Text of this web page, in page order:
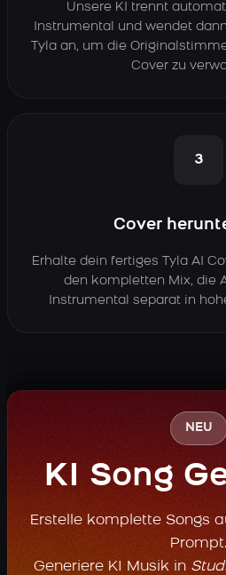
Unsere KI trennt
Instrumental und wendet
Tyla an, um die
Cover zu
3
Cover
Erhalte dein fertiges Tyla AI
den kompletten Mix, die
Instrumental separat in
NEU
KI Song
Erstelle komplette Songs
Prompt.
Generiere KI Musik in